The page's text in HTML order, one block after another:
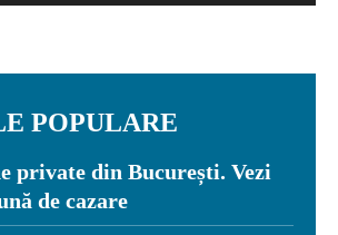
POPULARE
private din București. Vezi
de cazare